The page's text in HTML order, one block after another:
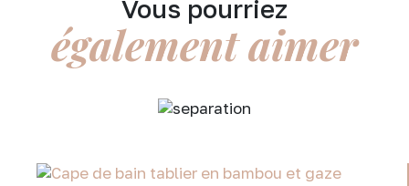
Vous pourriez
également aimer